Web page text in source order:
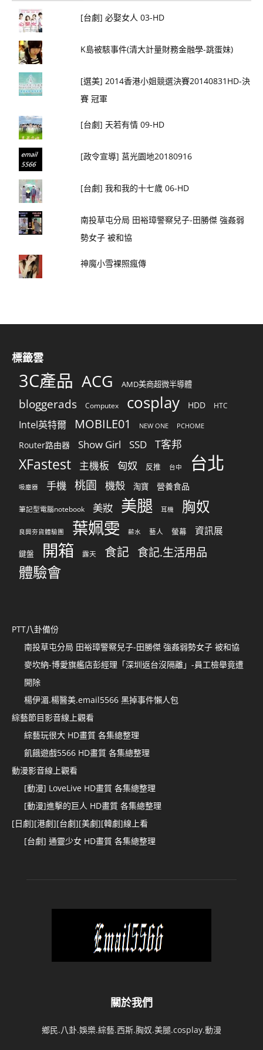
[台劇] 必娶女人 03-HD
K島被駭事件(清大計量財務金融學-跳蛋妹)
[選美] 2014香港小姐競選決賽20140831HD-決
賽 冠軍
[台劇] 天若有情 09-HD
[政令宣導] 莒光園地20180916
[台劇] 我和我的十七歲 06-HD
南投草屯分局 田裕璋警察兒子-田勝傑 強姦弱
勢女子 被和協
神魔小雪裸照瘋傳
標籤雲
3C產品 ACG AMD美商超微半導體
bloggerads Computex cosplay HDD HTC
Intel英特爾 MOBILE01 NEW ONE PCHOME
Router路由器 Show Girl SSD T客邦
XFastest 主機板 匈奴 反推 台中 台北
吸塵器 手機 桃園 機殼 淘寶 營養食品
筆記型電腦notebook 美妝 美腿 耳機 胸奴
良興夯貨體驗團 葉姵雯 薪水 藝人 螢幕 資訊展
鍵盤 開箱 露天 食記 食記.生活用品
體驗會
PTT八卦備份
南投草屯分局 田裕璋警察兒子-田勝傑 強姦弱勢女子 被和協
麥坎納-博愛旗艦店彭經理「深圳返台沒隔離」-員工檢舉竟遭
開除
楊伊湄.楊醫美.email5566 黑掉事件懶人包
綜藝節目影音線上觀看
綜藝玩很大 HD畫質 各集總整理
飢餓遊戲5566 HD畫質 各集總整理
動漫影音線上觀看
[動漫] LoveLive HD畫質 各集總整理
[動漫]進擊的巨人 HD畫質 各集總整理
[日劇][港劇][台劇][美劇][韓劇]線上看
[台劇] 通靈少女 HD畫質 各集總整理
關於我們
鄉民.八卦.娛樂.綜藝.西斯.胸奴.美腿.cosplay.動漫